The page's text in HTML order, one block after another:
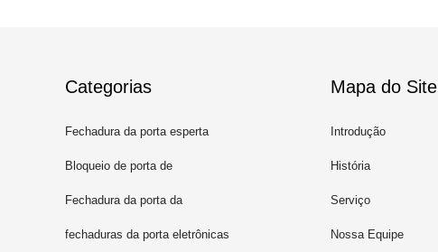
Categorias
Fechadura da porta esperta
Bloqueio de porta de
reconhecimento facial
Fechadura da porta da
impressão digital
fechaduras da porta eletrônicas
Mapa do Site
Introdução
História
Serviço
Nossa Equipe